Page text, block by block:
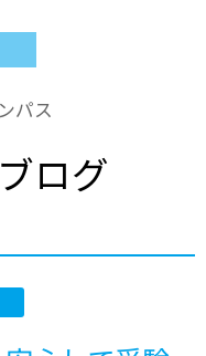
パス
ログ